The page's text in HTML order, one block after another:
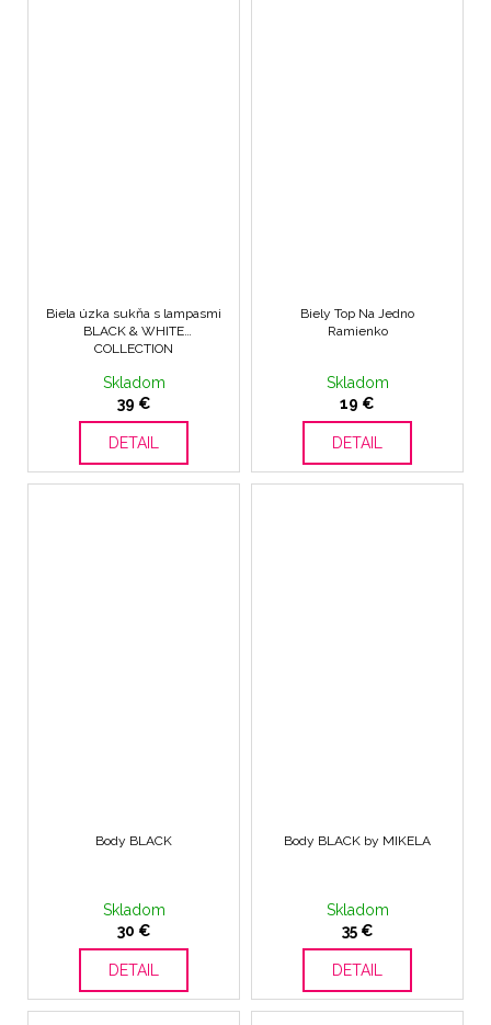
Biela úzka sukňa s lampasmi
BLACK & WHITE
COLLECTION
Skladom
39 €
DETAIL
Biely Top Na Jedno
Ramienko
Skladom
19 €
DETAIL
Body BLACK
Skladom
30 €
DETAIL
Body BLACK by MIKELA
Skladom
35 €
DETAIL